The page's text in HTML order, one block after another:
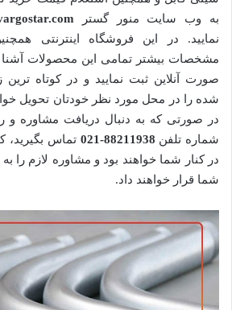
به وب سایت منور گستر
نمایید. در این فروشگاه اینترنتی
مشخصات بیشتر تمامی این محصولات آشنا
صورت آنلاین ثبت نمایید و در کوتاه
شده را در محل مورد نظر خودتان تحویل
در صورتی که به دنبال دریافت مشاوره و
شماره تلفن
تماس بگیرید،
در کنار شما خواهند بود و مشاوره لازم را
شما قرار خواهند داد.